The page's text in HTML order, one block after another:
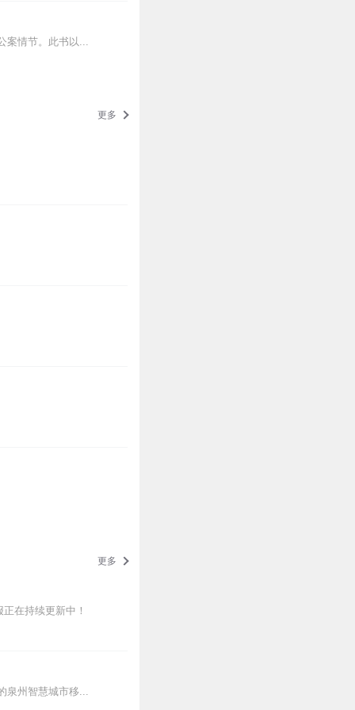
案情节。此书以...
更多
更多
在持续更新中！
泉州智慧城市移...